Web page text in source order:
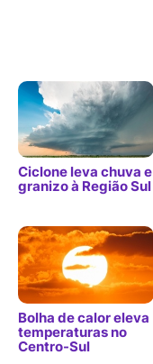
Ciclone leva chuva e
granizo à Região Sul
Bolha de calor eleva
temperaturas no
Centro-Sul